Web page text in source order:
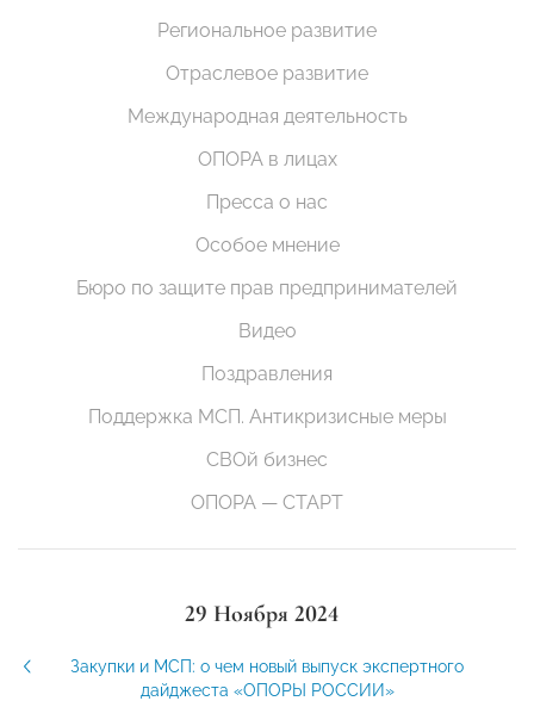
Региональное развитие
Отраслевое развитие
Международная деятельность
ОПОРА в лицах
Пресса о нас
Особое мнение
Бюро по защите прав предпринимателей
Видео
Поздравления
Поддержка МСП. Антикризисные меры
СВОй бизнес
ОПОРА — СТАРТ
29 Ноября 2024
Закупки и МСП: о чем новый выпуск экспертного
дайджеста «ОПОРЫ РОССИИ»